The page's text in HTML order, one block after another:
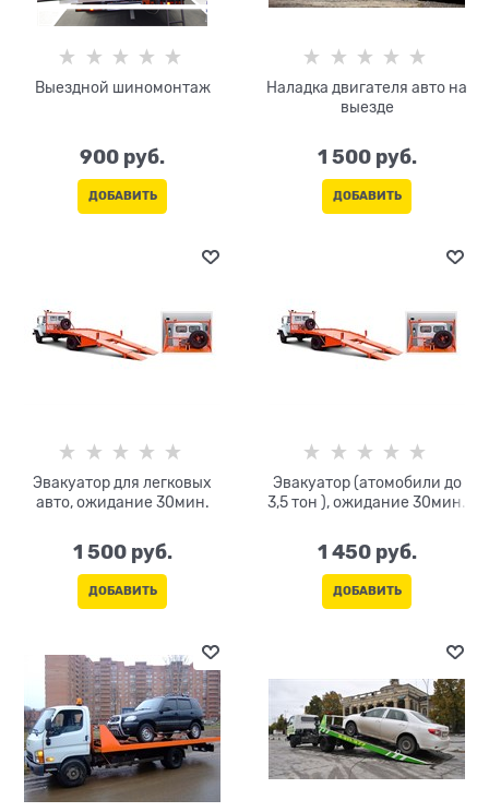
Выездной шиномонтаж
900 руб.
ДОБАВИТЬ
Наладка двигателя авто на
выезде
1 500 руб.
ДОБАВИТЬ
Эвакуатор для легковых
авто, ожидание 30мин.
1 500 руб.
ДОБАВИТЬ
Эвакуатор (атомобили до
3,5 тон ), ожидание 30мин.
1 450 руб.
ДОБАВИТЬ